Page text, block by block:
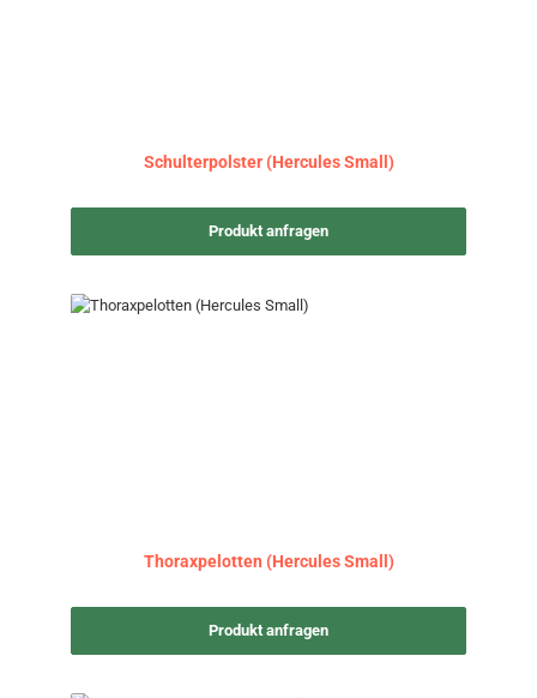
Schulterpolster (Hercules Small)
Produkt anfragen
Thoraxpelotten (Hercules Small)
Produkt anfragen